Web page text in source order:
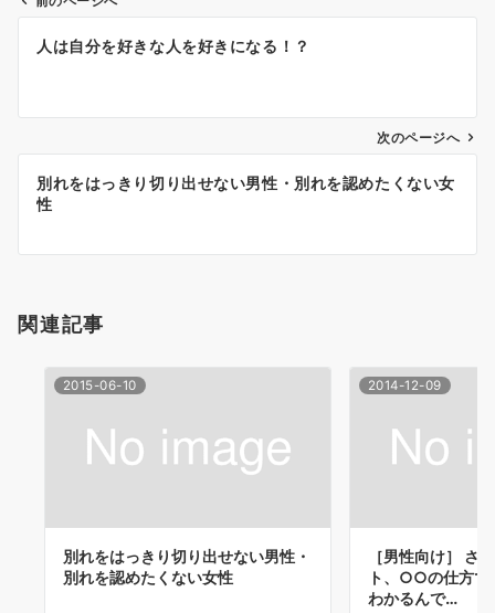
ゲ
ー
シ
ン
人は自分を好きな人を好きになる！？
次のページへ
別れをはっきり切り出せない男性・別れを認めたくない女
性
関連記事
2015-06-10
別れをはっきり切り出せない男性・
別れを認めたくない女性
2014-12-09
［男性向け］ さ
ト、○○の仕方で
わかるんで…